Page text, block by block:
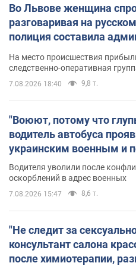
Во Львове женщина
разговаривая на
полиция составила
протокол. Видео
На место происшествия
следственно-оперативная
7.08.2026 18:40 9,8 т.
"Воюют, потому что
водитель автобуса
украинским военным и
Водителя уволили после
оскорблений в адрес военных
7.08.2026 15:47 8,6 т.
"Не следит за
консультант салона
после химиотерапии,